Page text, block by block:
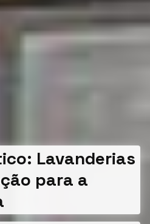
Lavanderias
para a